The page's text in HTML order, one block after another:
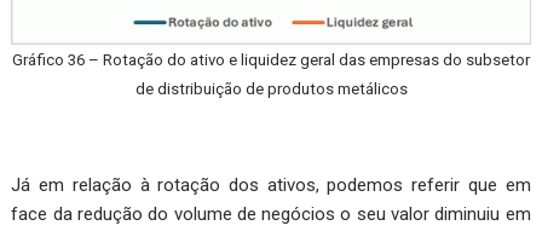
Gráfico 36 – Rotação do ativo e liquidez geral das empresas do subsetor
de distribuição de produtos metálicos
Já em relação à rotação dos ativos, podemos referir que em
face da redução do volume de negócios o seu valor diminuiu em